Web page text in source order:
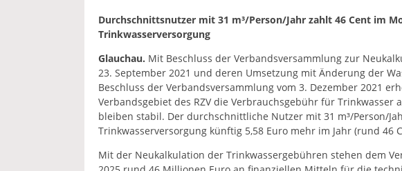
Durchschnittsnutzer mit 31 m³/Person/Jahr zahlt 46 Cent im
Trinkwasserversorgung
Glauchau. Mit Beschluss der Verbandsversammlung zur
23. September 2021 und deren Umsetzung mit Änderung der
Beschluss der Verbandsversammlung vom 3. Dezember 2021
Verbandsgebiet des RZV die Verbrauchsgebühr für Trinkwasser
bleiben stabil. Der durchschnittliche Nutzer mit 31 m³/Person/
Trinkwasserversorgung künftig 5,58 Euro mehr im Jahr (rund 46
Mit der Neukalkulation der Trinkwassergebühren stehen dem